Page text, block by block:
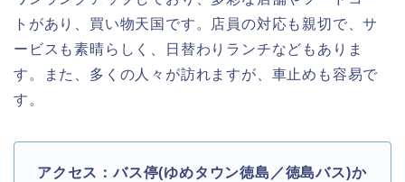
トがあり、買い物天国です。店員の対応も親切で、サ
ービスも素晴らしく、日替わりランチなどもありま
す。また、多くの人々が訪れますが、車止めも容易で
す。
アクセス：バス停(ゆめタウン徳島／徳島バス)か